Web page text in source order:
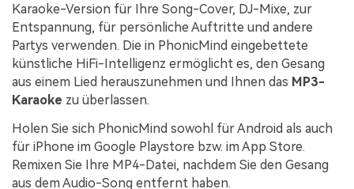
Karaoke-Version für Ihre Song-Cover, DJ-Mixe, zur
Entspannung, für persönliche Auftritte und andere
Partys verwenden. Die in PhonicMind eingebettete
künstliche HiFi-Intelligenz ermöglicht es, den Gesang
aus einem Lied herauszunehmen und Ihnen das MP3-
Karaoke zu überlassen.
Holen Sie sich PhonicMind sowohl für Android als auch
für iPhone im Google Playstore bzw. im App Store.
Remixen Sie Ihre MP4-Datei, nachdem Sie den Gesang
aus dem Audio-Song entfernt haben.